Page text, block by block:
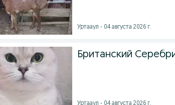
Уртааул - 04 августа 2026 г.
Британский
Уртааул - 04 августа 2026 г.